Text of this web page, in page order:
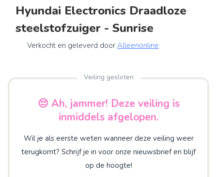
Hyundai Electronics Draadloze
steelstofzuiger - Sunrise
Verkocht en geleverd door Alleenonline
Veiling gesloten
😔 Ah, jammer! Deze veiling is
inmiddels afgelopen.
Wil je als eerste weten wanneer deze veiling weer
terugkomt? Schrijf je in voor onze nieuwsbrief en blijf
op de hoogte!